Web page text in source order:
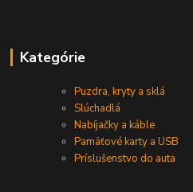
Kategórie
Puzdra, kryty a sklá
Slúchadlá
Nabíjačky a káble
Pamäťové karty a USB
Príslušenstvo do auta